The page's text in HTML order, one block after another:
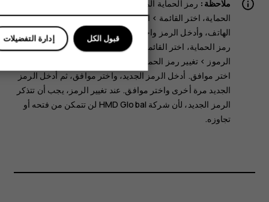
ملاحظة:
الحماية، اختر القائمة > الإعدادات>ضبط الحماية>أمان
الهاتف، وأدخل الرمز واختر موافق ، ثم اختر قيد التشغيل
. لتغيير
رمز الحماية، اختر القائمة الإعدادات ضبط الحماية>تغيير
الرموز >تغيير رمز الحماية
اختر موافق. أدخل الرمز الجديد، واختر موافق، ثم أدخل الرمز
الجديد مرة أخرى واختر موافق. عند تغيير الرمز، يجب أن تتذكر
الرمز الجديد، لأن شركة HMD Global لن تتمكن من فتحه أو
تجاوزه.
إدارة التفضيلات قبول الكل